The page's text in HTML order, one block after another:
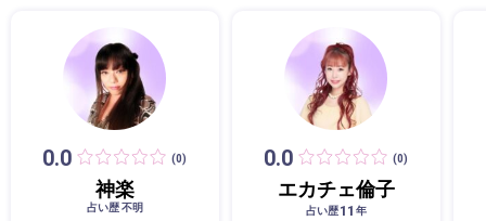
0.0 (0)
神楽
占い歴 不明
0.0 (0)
エカチェ倫子
占い歴11 年